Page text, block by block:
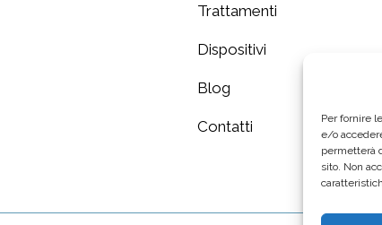
Per fornire
e/o
permetterà
sito. Non
Trattamenti
Dispositivi
Blog
Contatti